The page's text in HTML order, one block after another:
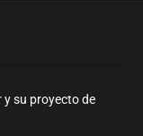
su proyecto de